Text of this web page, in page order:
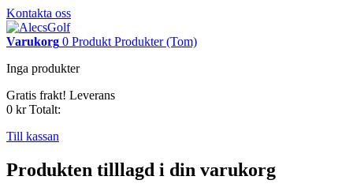
Kontakta oss
Varukorg 0 Produkt Produkter (Tom)
Inga produkter
Gratis frakt! Leverans
0 kr Totalt:
Till kassan
Produkten tilllagd i din varukorg